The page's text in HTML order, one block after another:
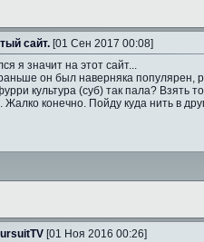
сайт. [01 Сен 2017 00:08]
я значит на этот сайт...
он был наверняка популярен,
культура (суб) так пала? Взять
Жалко конечно. Пойду куда нить в
[01 Ноя 2016 00:26]